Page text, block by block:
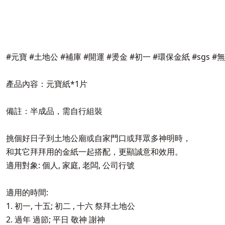
#元寶 #土地公 #補庫 #開運 #燙金 #初一 #環保金紙 #sgs #
產品內容：元寶紙*1片
備註：半成品，需自行組裝
挑個好日子到土地公廟或自家門口或拜眾多神明時，
和其它拜拜用的金紙一起搭配，更顯誠意和效用。
適用對象: 個人, 家庭, 老闆, 公司行號
適用的時間:
1. 初一, 十五; 初二 , 十六 祭拜土地公
2. 過年 過節; 平日 敬神 謝神